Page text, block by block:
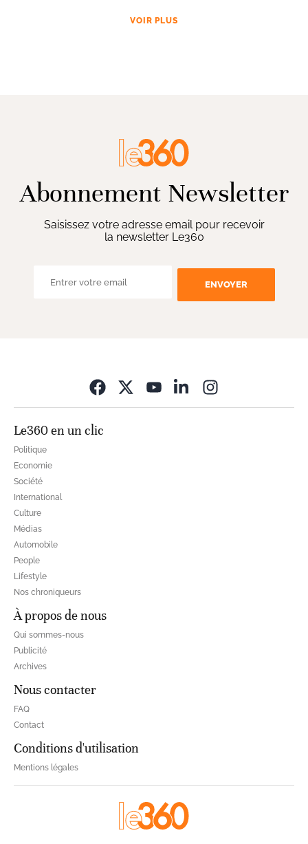
VOIR PLUS
Abonnement Newsletter
Saisissez votre adresse email pour recevoir
la newsletter Le360
ENVOYER
Le360 en un clic
Politique
Economie
Société
International
Culture
Médias
Automobile
People
Lifestyle
Nos chroniqueurs
À propos de nous
Qui sommes-nous
Publicité
Archives
Nous contacter
FAQ
Contact
Conditions d'utilisation
Mentions légales